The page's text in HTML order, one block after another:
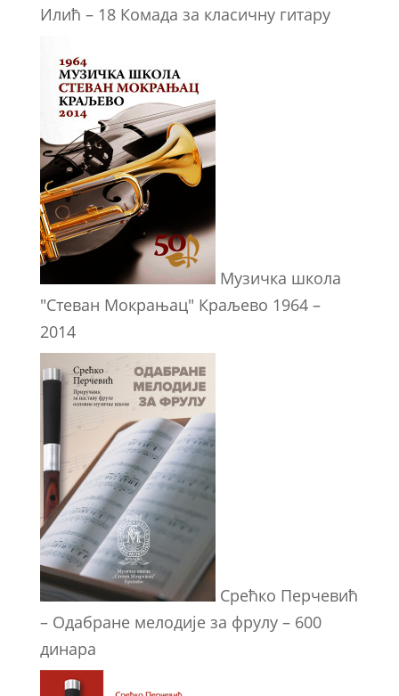
Илић – 18 Комада за класичну гитару
Музичка школа
"Стеван Мокрањац" Краљево 1964 –
2014
Срећко Перчевић
– Одабране мелодије за фрулу – 600
динара